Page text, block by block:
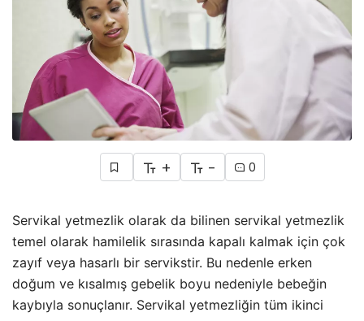
+ - 0
Servikal yetmezlik olarak da bilinen servikal yetmezlik
temel olarak hamilelik sırasında kapalı kalmak için çok
zayıf veya hasarlı bir servikstir. Bu nedenle erken
doğum ve kısalmış gebelik boyu nedeniyle bebeğin
kaybıyla sonuçlanır. Servikal yetmezliğin tüm ikinci